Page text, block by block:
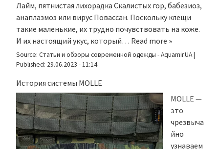
Лайм, пятнистая лихорадка Скалистых гор, бабезиоз,
анаплазмоз или вирус Повассан. Поскольку клещи
такие маленькие, их трудно почувствовать на коже.
И их настоящий укус, который… Read more »
Source: Статьи и обзоры современной одежды - Aquamir.UA|
Published: 29.06.2023 - 11:14
История системы MOLLE
MOLLE —
это
чрезвыча
йно
узнаваем